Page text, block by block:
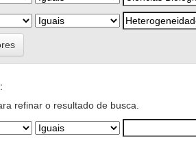
refinar o resultado de busca.